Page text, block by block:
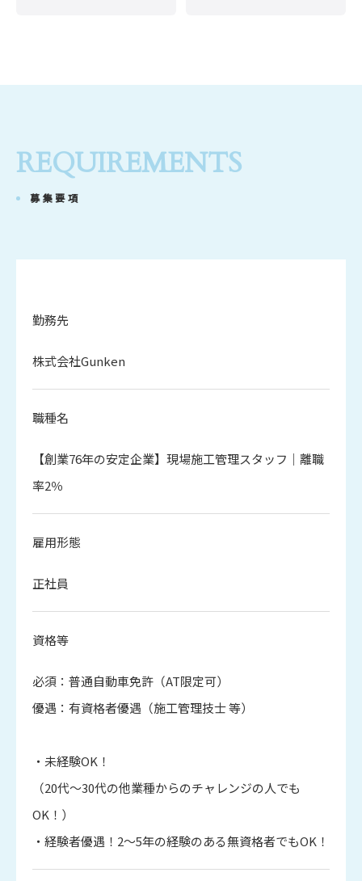
REQUIREMENTS
募集要項
勤務先
株式会社Gunken
職種名
【創業76年の安定企業】現場施工管理スタッフ｜離職
率2％
雇用形態
正社員
資格等
必須：普通自動車免許（AT限定可）
優遇：有資格者優遇（施工管理技士 等）
・未経験OK！
（20代〜30代の他業種からのチャレンジの人でも
OK！）
・経験者優遇！2～5年の経験のある無資格者でもOK！